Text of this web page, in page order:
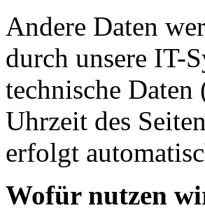
Andere Daten
durch unsere IT-
technische
Uhrzeit des
erfolgt
Wofür nutzen